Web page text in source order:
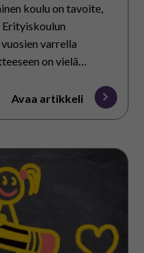
koulu on tavoite,
varrella
on vielä
Avaa artikkeli